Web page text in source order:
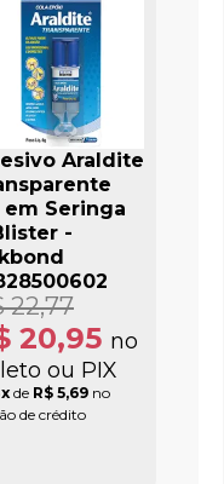
Araldite
em Seringa
-
20,95 no
ou PIX
22,77
de R$ 5,69no
de crédito